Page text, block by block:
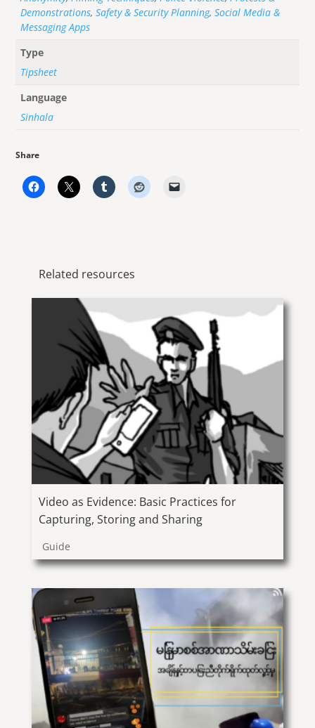
Demonstrations,Safety & Security Planning,Social Media &
Messaging Apps
Type
Tipsheet
Language
Sinhala
Share
Related resources
Video as Evidence: Basic Practices for
Capturing, Storing and Sharing
Guide